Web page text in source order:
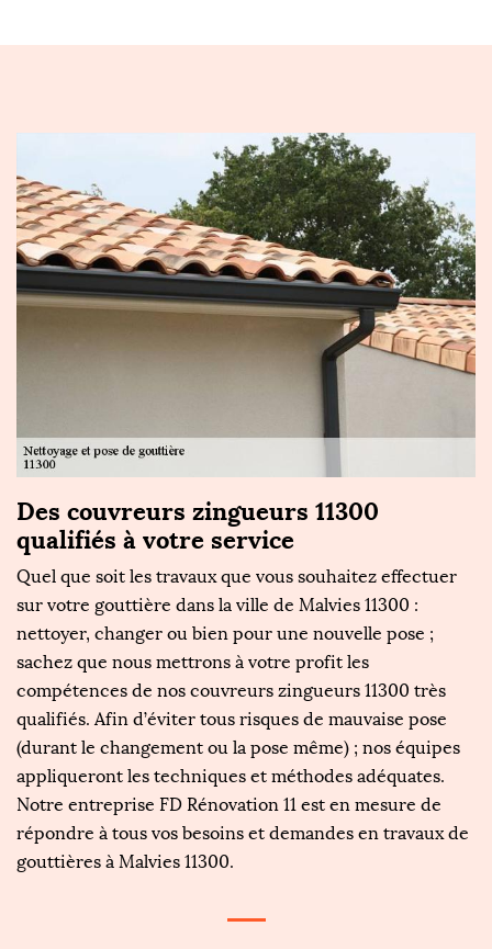
Des couvreurs zingueurs 11300
qualifiés à votre service
Quel que soit les travaux que vous souhaitez effectuer
sur votre gouttière dans la ville de Malvies 11300 :
nettoyer, changer ou bien pour une nouvelle pose ;
sachez que nous mettrons à votre profit les
compétences de nos couvreurs zingueurs 11300 très
qualifiés. Afin d’éviter tous risques de mauvaise pose
(durant le changement ou la pose même) ; nos équipes
appliqueront les techniques et méthodes adéquates.
Notre entreprise FD Rénovation 11 est en mesure de
répondre à tous vos besoins et demandes en travaux de
gouttières à Malvies 11300.